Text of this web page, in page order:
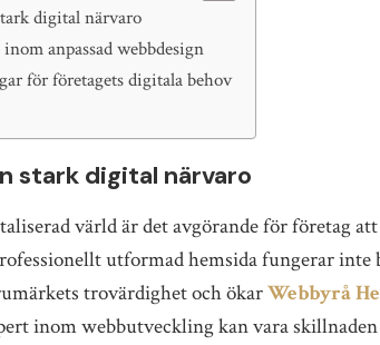
digital närvaro
anpassad webbdesign
för företagets digitala behov
stark digital närvaro
värld är det avgörande för företag
utformad hemsida fungerar inte
trovärdighet och ökarWebbyrå
inom webbutveckling kan vara